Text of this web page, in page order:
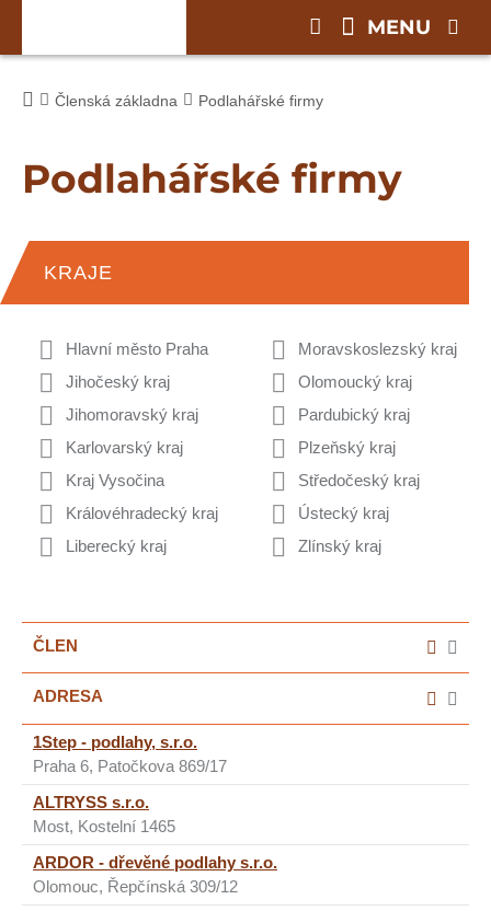
Členská základna Podlahářské firmy
Podlahářské firmy
KRAJE
Hlavní město Praha
Jihočeský kraj
Jihomoravský kraj
Karlovarský kraj
Kraj Vysočina
Královéhradecký kraj
Liberecký kraj
Moravskoslezský kraj
Olomoucký kraj
Pardubický kraj
Plzeňský kraj
Středočeský kraj
Ústecký kraj
Zlínský kraj
ČLEN
ADRESA
1Step - podlahy, s.r.o.
Praha 6, Patočkova 869/17
ALTRYSS s.r.o.
Most, Kostelní 1465
ARDOR - dřevěné podlahy s.r.o.
Olomouc, Řepčínská 309/12
MENU